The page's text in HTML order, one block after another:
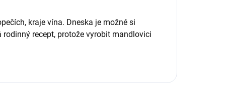
kraje vína. Dneska je možné si
recept, protože vyrobit mandlovici